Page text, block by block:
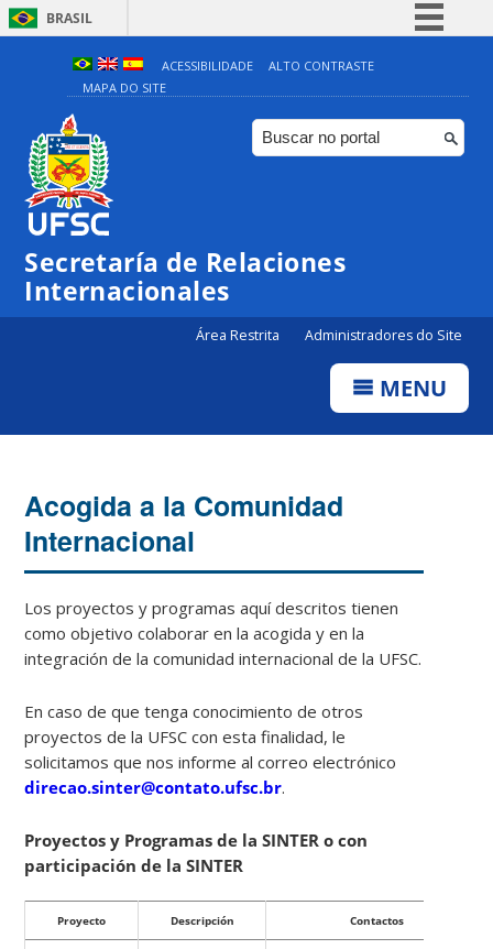
BRASIL
Simplifique!
Comunica BR
Participe
ACESSIBILIDADE
ALTO CONTRASTE
MAPA DO SITE
Secretaría de Relaciones
Internacionales
Área Restrita Administradores do Site
MENU
Acogida a la Comunidad
Internacional
Los proyectos y programas aquí descritos tienen
como objetivo colaborar en la acogida y en la
integración de la comunidad internacional de la UFSC.
En caso de que tenga conocimiento de otros
proyectos de la UFSC con esta finalidad, le
solicitamos que nos informe al correo electrónico
direcao.sinter@contato.ufsc.br.
Proyectos y Programas de la SINTER o con
participación de la SINTER
Proyecto Descripción Contactos